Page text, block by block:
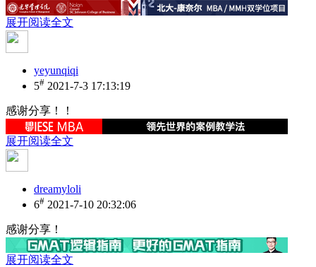
展开阅读全文
yeyunqiqi
5# 2021-7-3 17:13:19
感谢分享！！
展开阅读全文
dreamyloli
6# 2021-7-10 20:32:06
感谢分享！
展开阅读全文